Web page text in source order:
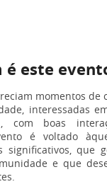
é este
momentos de
interessadas
com boas
é voltado
significativos, que
e que